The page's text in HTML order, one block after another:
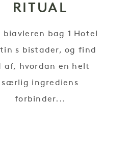
RITUAL
biavleren bag 1 Hotel
s bistader, og find
af, hvordan en helt
særlig ingrediens
forbinder...